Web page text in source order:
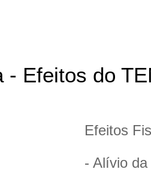
- Efeitos do
Efeitos
- Alívio da